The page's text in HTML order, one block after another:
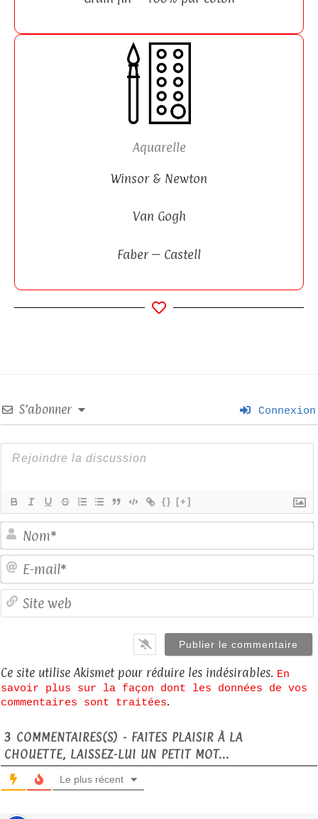
Aquarelle
Winsor & Newton
Van Gogh
Faber – Castell
S’abonner Connexion
{} [+]
Ce site utilise Akismet pour réduire les indésirables. En
savoir plus sur la façon dont les données de vos
commentaires sont traitées.
3 COMMENTAIRES(S) - FAITES PLAISIR À LA
CHOUETTE, LAISSEZ-LUI UN PETIT MOT...
Le plus récent